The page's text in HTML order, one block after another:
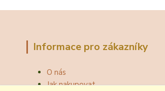
Informace pro zákazníky
O nás
Jak nakupovat